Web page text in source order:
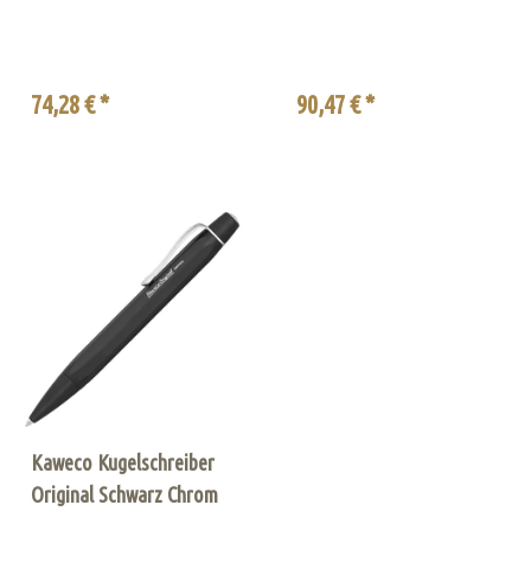
74,28 € * 90,47 € *
Kaweco Kugelschreiber
Original Schwarz Chrom